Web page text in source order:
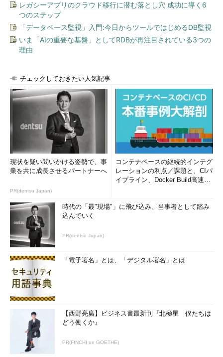
レガシーアプリのクラウド移行に潜む落とし穴 成功に導く6
つのステップ
「データベース監視」入門:今日からツールではじめるDB監視
いま「AIの重要な基盤」としてRDBが再注目されている3つの
理由
チェックしておきたい人気記事
現状を疑い問いかける姿勢で、事
業を共に成長させるパートナーへ
PR(dentsu Japan)
コンテナベースの継続的インテグ
レーションの利点／課題と、CIパ
イプライン、Docker Build高速化
時代の「最"現場"」に飛び込み、当事者として踏み
込んでいく
PR(dentsu Japan)
「電子署名」とは、「デジタル署名」とは
【西野亮廣】ビジネス書最新刊『北極星 僕たちは
どう働くか』
PR(FINCHI on GOETHE)